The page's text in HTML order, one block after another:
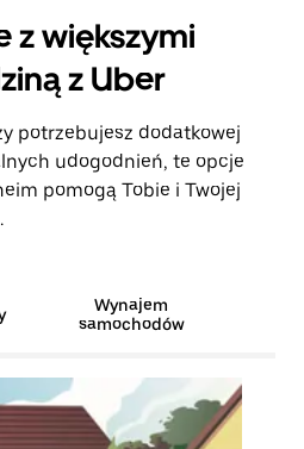
z większymi
z Uber
potrzebujesz dodatkowej
udogodnień, te opcje
pomogą Tobie i Twojej
Wynajem
samochodów